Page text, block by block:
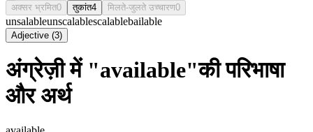
अक्सर भ्रमित0 तुकांत4 मिलते-जुलते उच्चारण0
unsalableunscalablescalablebailable
Adjective (3)
अंग्रेज़ी में "available"की परिभाषा
और अर्थ